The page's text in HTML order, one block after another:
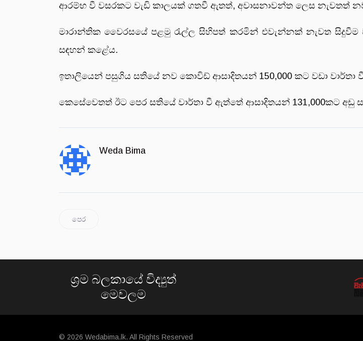
ආරම්භ වී වසරකට වැඩි කාලයක් ගතවී ඇතත්, අවාසනාවන්ත ලෙස නැවතත්
මාරාන්තික වෛරසයේ පළමු රැල්ල සිහිපත් කරමින් එවැන්නක් නැවත සිදුවීම
සඳහන් කළේය.
ඉතාලියෙන් පසුගිය සතියේ නව කොවිඩ් ආසාදිතයන් 150,000 කට වඩා වාර්තා
කෙසේවෙතත් ඊට පෙර සතියේ වාර්තා වී ඇත්තේ ආසාදිතයන් 131,000කට අඩු
Weda Bima
පෙර
ශ්‍රම බලකායේ විද්‍යුත්
මෙවලම
© 2026 Wedabima.lk. All Rights Reserved